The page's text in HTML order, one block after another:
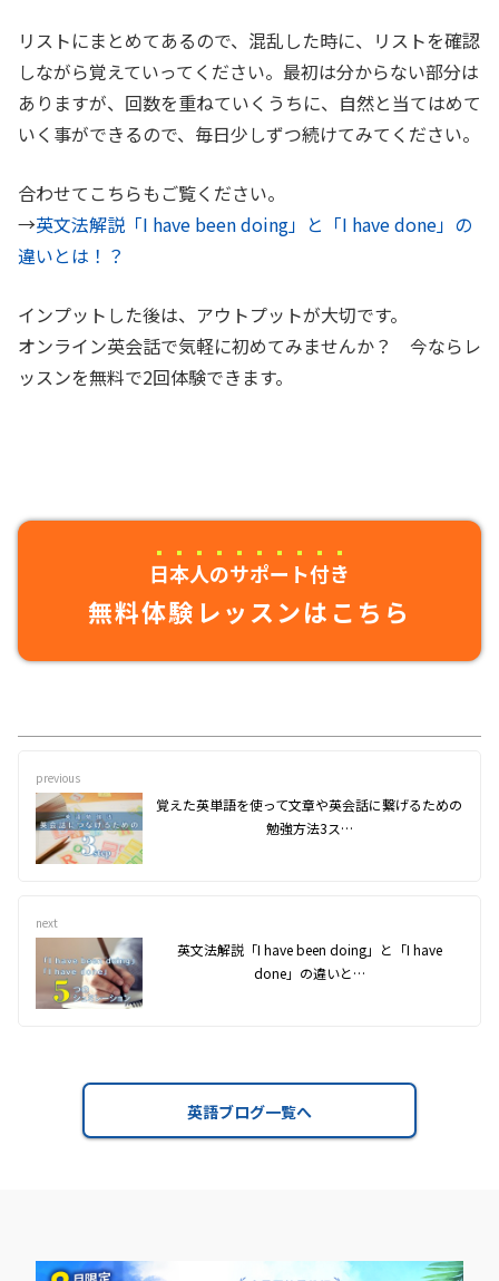
リストにまとめてあるので、混乱した時に、リストを確認
しながら覚えていってください。最初は分からない部分は
ありますが、回数を重ねていくうちに、自然と当てはめて
いく事ができるので、毎日少しずつ続けてみてください。
合わせてこちらもご覧ください。
→英文法解説「I have been doing」と「I have done」の
違いとは！？
インプットした後は、アウトプットが大切です。
オンライン英会話で気軽に初めてみませんか？ 今ならレ
ッスンを無料で2回体験できます。
日本人のサポート付き
無料体験レッスンはこちら
previous
覚えた英単語を使って文章や英会話に繋げるための
勉強方法3ス…
next
英文法解説「I have been doing」と「I have
done」の違いと…
英語ブログ一覧へ